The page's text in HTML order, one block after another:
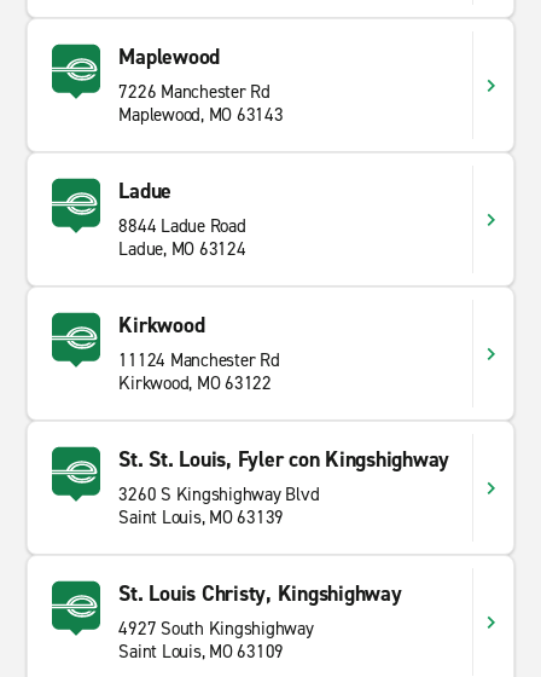
Maplewood
7226 Manchester Rd
Maplewood, MO 63143
Ladue
8844 Ladue Road
Ladue, MO 63124
Kirkwood
11124 Manchester Rd
Kirkwood, MO 63122
St. St. Louis, Fyler con Kingshighway
3260 S Kingshighway Blvd
Saint Louis, MO 63139
St. Louis Christy, Kingshighway
4927 South Kingshighway
Saint Louis, MO 63109